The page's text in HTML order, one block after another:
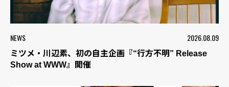
NEWS 2026.08.09
ミツメ・川辺素、初の自主企画『“行方不明” Release
Show at WWW』開催